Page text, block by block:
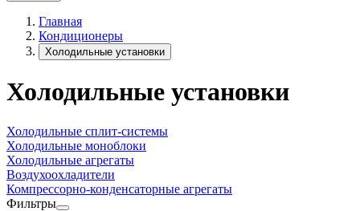
Главная
Кондиционеры
Холодильные установки
Холодильные установки
Холодильные сплит-системы
Холодильные моноблоки
Холодильные агрегаты
Воздухоохладители
Компрессорно-конденсаторные агрегаты
Фильтры